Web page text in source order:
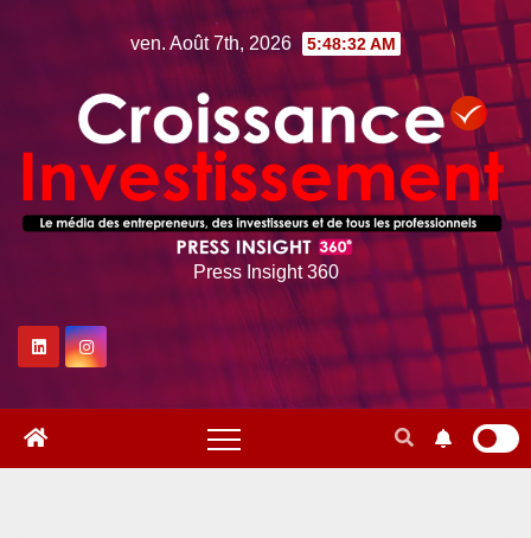
ven. Août 7th, 2026 5:48:33 AM
Press Insight 360